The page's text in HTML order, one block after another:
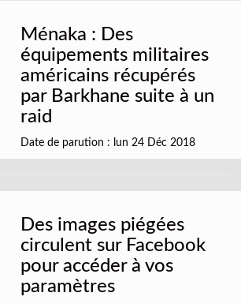
Ménaka : Des
équipements militaires
américains récupérés
par Barkhane suite à un
raid
Date de parution : lun 24 Déc 2018
Des images piégées
circulent sur Facebook
pour accéder à vos
paramètres